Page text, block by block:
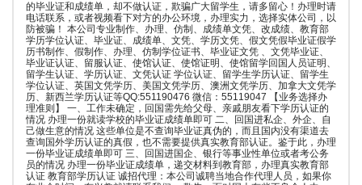
的毕业证和成绩单，却不做认证，欺骗广大留学生，请多留心！办理时请
电话联系，或者视频看下对方的办公环境，办理实力，选择实体公司，以
防被骗！ 本公司专业制作、办理、仿制、成绩单文凭、改成绩、教育部
学历学位认证、毕业证、成绩单、文凭、学历文凭、假文凭假毕业证假学
历书制作、假制作、办理、仿制学位证书、毕业证文凭 、文凭毕业证、
毕业证认证、留服认证、使馆认证、使馆证明、使馆留学回国人员证明、
留学生认证、学历认证、文凭认证 学位认证、留学生学历认证、留学生
学位认证、英国文凭学历、美国文凭学历、澳洲文凭学历、加拿大文凭学
历、新西兰学历认证等QQ:551190476 微信：55119047 【业务选择办
理准则】 一、工作未确定，回国需先给父母、亲戚朋友看下学历认证的
情况 办理一份就读学校的毕业证成绩单即可 二、回国进私企、外企、自
己做生意的情况 这些单位是不查询毕业证真伪的，而且国内没有渠道去
查询国外学历认证的真假，也不需要提供真实教育部认证。鉴于此，办理
一份毕业证成绩单即可 三、回国进国企、银行等事业性单位或者考公务
员的情况 办理一份毕业证成绩单，递交材料到教育部，办理真实教育部
认证 教育部学历认证 诚招代理：本公司诚聘当地合作代理人员，如果你